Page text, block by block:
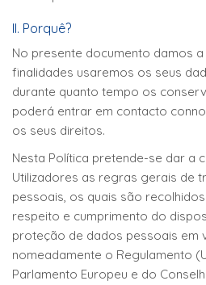
II. Porquê?
No presente documento damos
finalidades usaremos os seus
durante quanto tempo os
poderá entrar em contacto
os seus direitos.
Nesta Política pretende-se dar a
Utilizadores as regras gerais de
pessoais, os quais são
respeito e cumprimento do
proteção de dados pessoais em
nomeadamente o Regulamento
Parlamento Europeu e do